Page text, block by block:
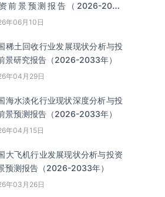
前景预测报告（2026-2033
年06月10日
稀土回收‌‌行业发展现状分析与投
景研究报告（2026-2033年）
年04月29日
海水淡化行业现状深度分析与投
景预测报告（2026-2033年）
年04月15日
大飞机行业发展现状分析与投资
预测报告（2026-2033年）
年03月26日